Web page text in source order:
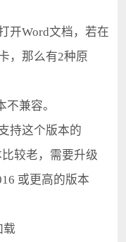
Word文档，若在
，那么有2种原
兼容。
持这个版本的
较老，需要升级
或更高的版本